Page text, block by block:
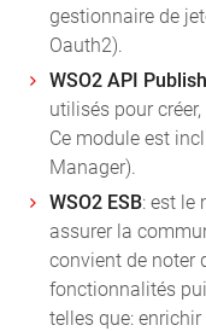
gestionnaire de
Oauth2).
WSO2 API
utilisés pour
Ce module est
Manager).
WSO2 ESB: est le
assurer la
convient de noter
fonctionnalités
telles que: